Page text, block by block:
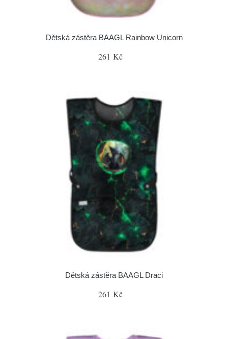
Dětská zástěra BAAGL Rainbow Unicorn
261 Kč
Dětská zástěra BAAGL Draci
261 Kč